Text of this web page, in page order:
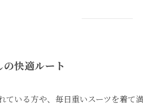
快適ルート
ている方や、毎日重いスーツを着て